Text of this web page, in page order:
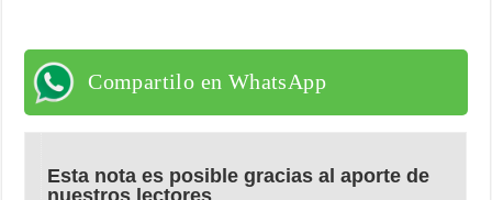
Compartilo en WhatsApp
Esta nota es posible gracias al aporte de
nuestros lectores